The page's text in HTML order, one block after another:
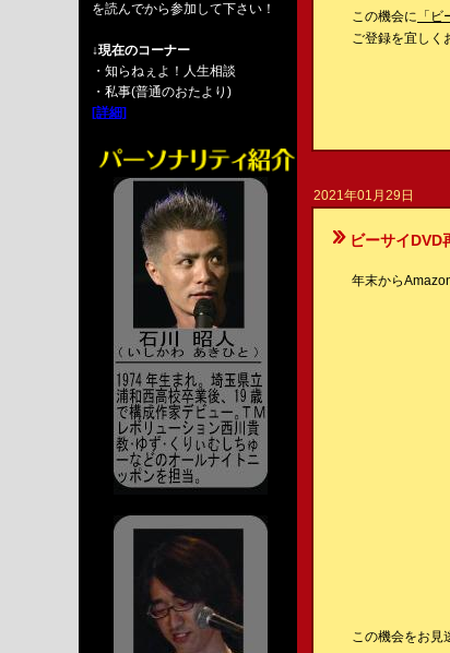
を読んでから参加して下さい！
↓現在のコーナー
・知らねぇよ！人生相談
・私事(普通のおたより)
[詳細]
この機会に 「
ご登録を宜しく
2021年01月29日
ビーサイDVD
年末から
この機会をお見